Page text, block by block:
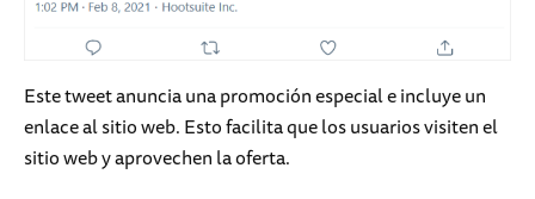
Este tweet anuncia una promoción especial e incluye un
enlace al sitio web. Esto facilita que los usuarios visiten el
sitio web y aprovechen la oferta.